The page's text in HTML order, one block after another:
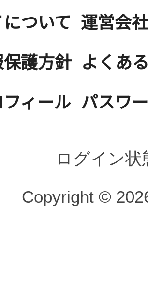
ついて 運営会社
護方針 よくあ
ィール パスワ
ログイン
Copyright ©